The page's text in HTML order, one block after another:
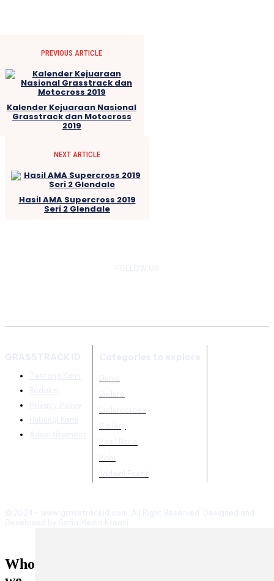
PREVIOUS ARTICLE
Kalender Kejuaraan Nasional
Grasstrack dan Motocross
2019
NEXT ARTICLE
Hasil AMA Supercross 2019
Seri 2 Glendale
Who